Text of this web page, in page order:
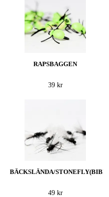
RAPSBAGGEN
39 kr
BÄCKSLÄNDA/STONEFLY(BIBIO)
49 kr